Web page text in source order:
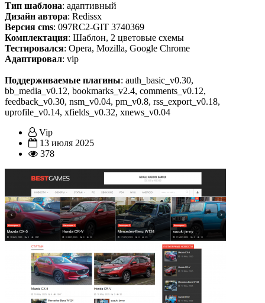
Тип шаблона: адаптивный
Дизайн автора: Redissx
Версия cms: 097RC2-GIT 3740369
Комплектация: Шаблон, 2 цветовые схемы
Тестировался: Opera, Mozilla, Google Chrome
Адаптировал: vip
Поддерживаемые плагины: auth_basic_v0.30,
bb_media_v0.12, bookmarks_v2.4, comments_v0.12,
feedback_v0.30, nsm_v0.04, pm_v0.8, rss_export_v0.18,
uprofile_v0.14, xfields_v0.32, xnews_v0.04
Vip
13 июля 2025
378